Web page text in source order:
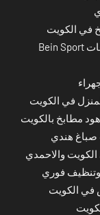
في الكويت
اشتراك بي ان سبورت المنطقة العاشرة باقات Bein Sport
في الكويت
مطابخ بالكويت
صباغ هندي
والاحمدي
فوري
في الكويت